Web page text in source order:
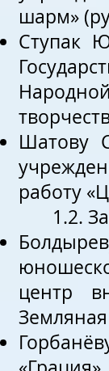
шарм»
Ступак
Шатову
работу
1.2. За
центр